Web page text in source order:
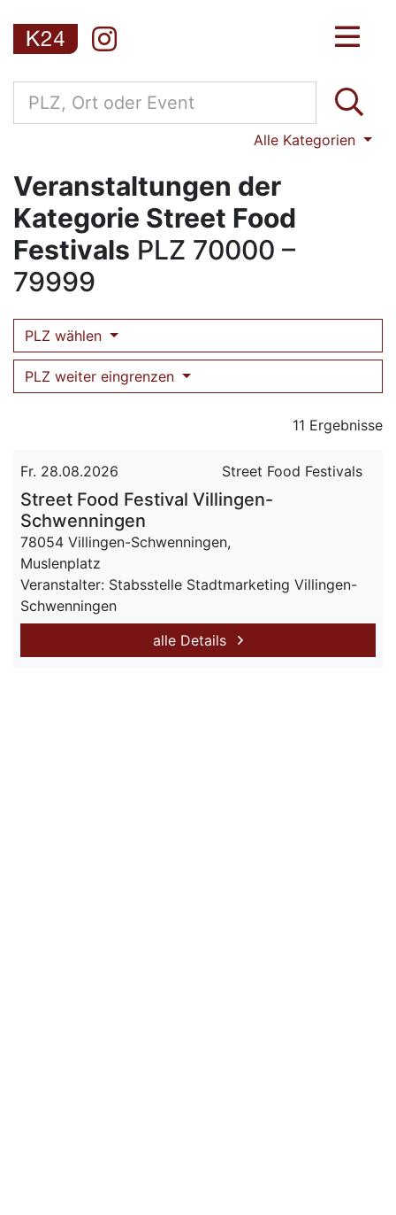
Alle Kategorien
Veranstaltungen der
Kategorie Street Food
Festivals PLZ 70000 –
79999
PLZ wählen
PLZ weiter eingrenzen
11 Ergebnisse
Fr. 28.08.2026 Street Food Festivals
Street Food Festival Villingen-
Schwenningen
78054 Villingen-Schwenningen,
Muslenplatz
Veranstalter: Stabsstelle Stadtmarketing Villingen-
Schwenningen
alle Details